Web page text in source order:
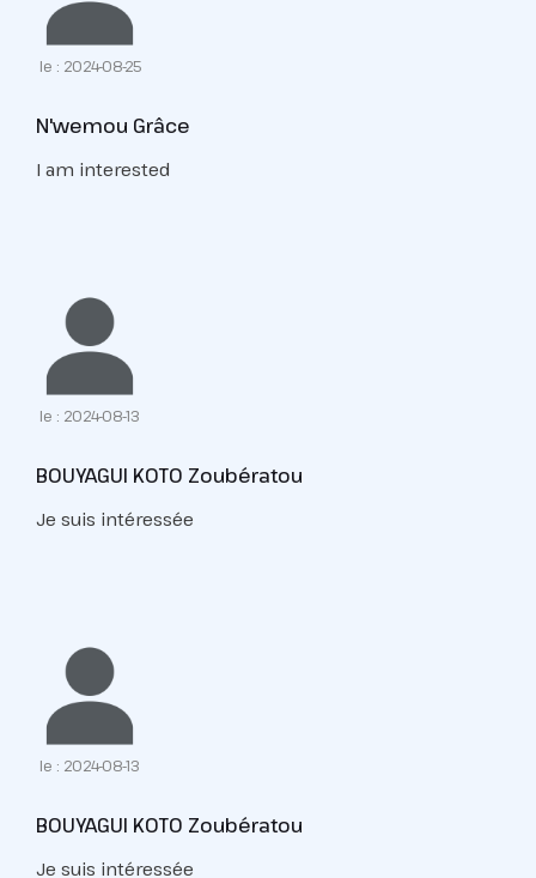
le : 2024-08-25
N'wemou Grâce
I am interested
le : 2024-08-13
BOUYAGUI KOTO Zoubératou
Je suis intéressée
le : 2024-08-13
BOUYAGUI KOTO Zoubératou
Je suis intéressée